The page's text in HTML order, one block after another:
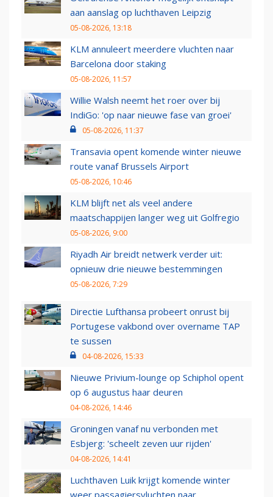
aan aanslag op luchthaven Leipzig
05-08-2026, 13:18
KLM annuleert meerdere vluchten naar
Barcelona door staking
05-08-2026, 11:57
Willie Walsh neemt het roer over bij
IndiGo: 'op naar nieuwe fase van groei'
05-08-2026, 11:37
Transavia opent komende winter nieuwe
route vanaf Brussels Airport
05-08-2026, 10:46
KLM blijft net als veel andere
maatschappijen langer weg uit Golfregio
05-08-2026, 9:00
Riyadh Air breidt netwerk verder uit:
opnieuw drie nieuwe bestemmingen
05-08-2026, 7:29
Directie Lufthansa probeert onrust bij
Portugese vakbond over overname TAP
te sussen
04-08-2026, 15:33
Nieuwe Privium-lounge op Schiphol opent
op 6 augustus haar deuren
04-08-2026, 14:46
Groningen vanaf nu verbonden met
Esbjerg: 'scheelt zeven uur rijden'
04-08-2026, 14:41
Luchthaven Luik krijgt komende winter